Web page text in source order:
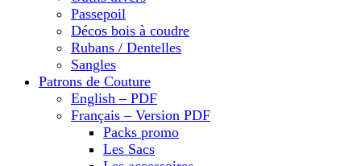
Passepoil
Décos bois à coudre
Rubans / Dentelles
Sangles
Patrons de Couture
English – PDF
Français – Version PDF
Packs promo
Les Sacs